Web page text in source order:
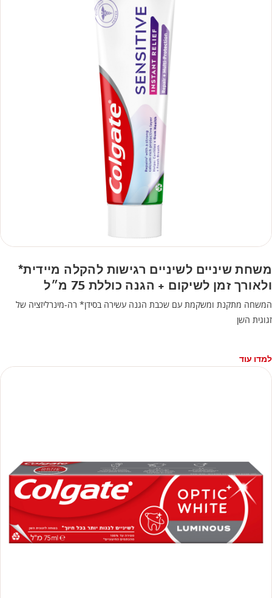
משחת שיניים לשיניים רגישות להקלה מיידית*
ולאורך זמן לשיקום + הגנה כוללת 75 מ״ל
המשחה מתקנת ומשקמת עם שכבת הגנה עשירה בסידן* רה-מינרליזציה של
זגוגית השן
למדו עוד